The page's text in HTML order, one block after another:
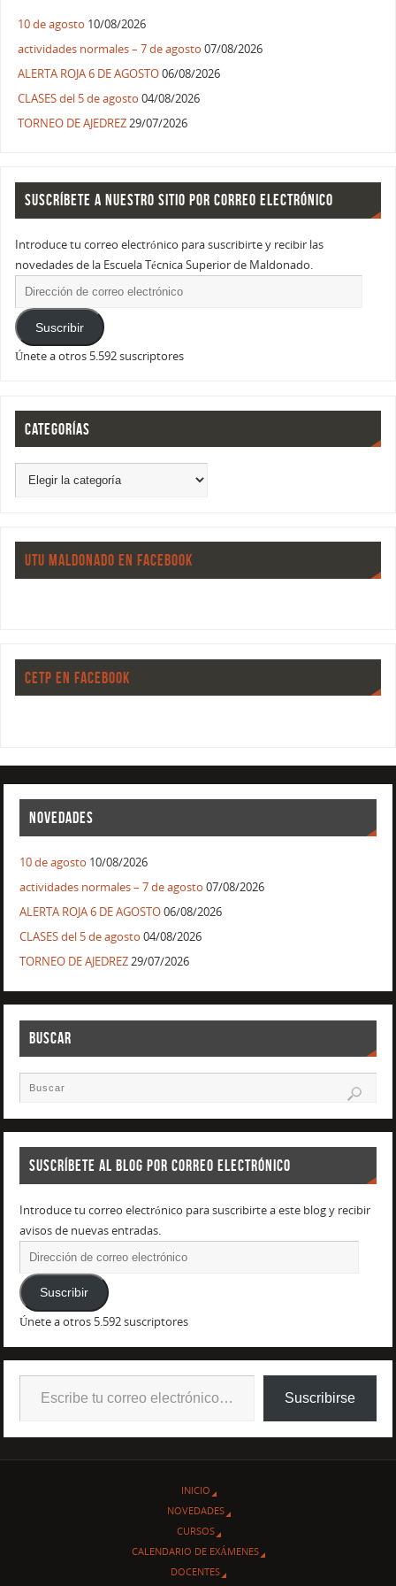
10 de agosto 10/08/2026
actividades normales – 7 de agosto 07/08/2026
ALERTA ROJA 6 DE AGOSTO06/08/2026
CLASES del 5 de agosto 04/08/2026
TORNEO DE AJEDREZ29/07/2026
SUSCRÍBETE A NUESTRO SITIO POR CORREO ELECTRÓNICO
Introduce tu correo electrónico para suscribirte y recibir las
novedades de la Escuela Técnica Superior de Maldonado.
Suscribir
Únete a otros 5.592 suscriptores
CATEGORÍAS
UTU MALDONADO EN FACEBOOK
CETP EN FACEBOOK
NOVEDADES
10 de agosto 10/08/2026
actividades normales – 7 de agosto 07/08/2026
ALERTA ROJA 6 DE AGOSTO06/08/2026
CLASES del 5 de agosto 04/08/2026
TORNEO DE AJEDREZ29/07/2026
BUSCAR
SUSCRÍBETE AL BLOG POR CORREO ELECTRÓNICO
Introduce tu correo electrónico para suscribirte a este blog y recibir
avisos de nuevas entradas.
Suscribir
Únete a otros 5.592 suscriptores
Suscribirse
INICIO
NOVEDADES
CURSOS
CALENDARIO DE EXÁMENES
DOCENTES